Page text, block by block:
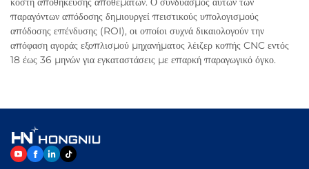
παραγόντων απόδοσης δημιουργεί πειστικούς υπολογισμούς
απόδοσης επένδυσης (ROI), οι οποίοι συχνά δικαιολογούν την
απόφαση αγοράς εξοπλισμού μηχανήματος λέιζερ κοπής CNC εντός
18 έως 36 μηνών για εγκαταστάσεις με επαρκή παραγωγικό όγκο.